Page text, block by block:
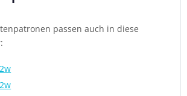
passen auch in diese